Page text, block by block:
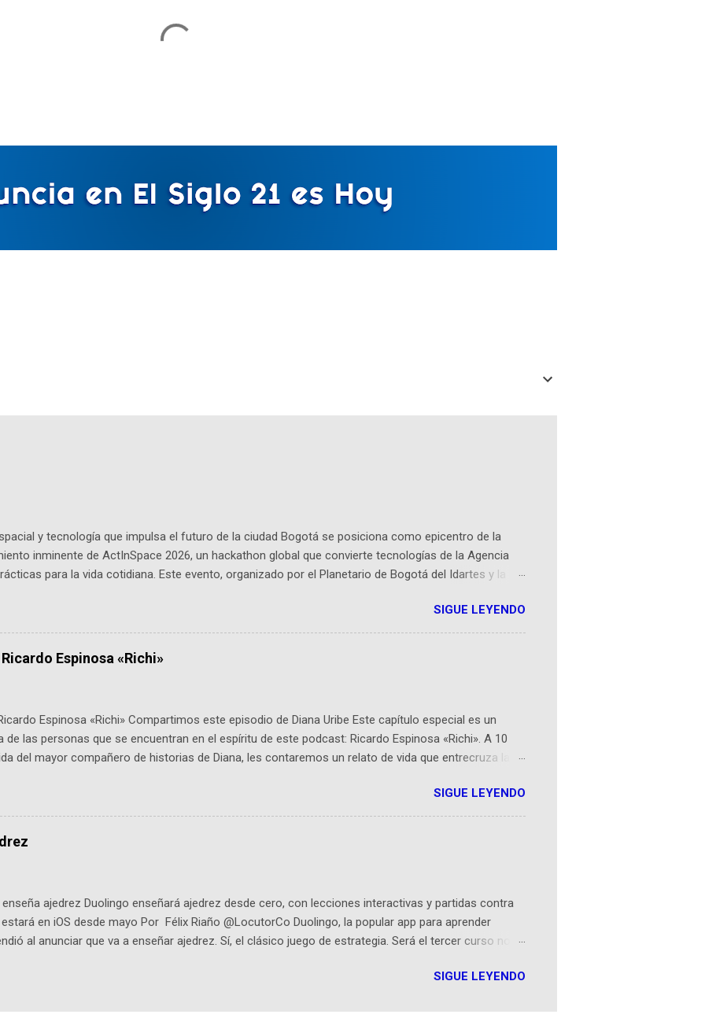
y tecnología que impulsa el futuro de la ciudad Bogotá se posiciona como epicentro de la
inminente de ActInSpace 2026, un hackathon global que convierte tecnologías de la Agencia
para la vida cotidiana. Este evento, organizado por el Planetario de Bogotá del Idartes y la
es ActInSpace y por qué importa en Bogotá ActInSpace es una competencia mundial que opera en
tienen 24 horas para idear startups basadas en tecnologías espaciales como satélites y
con un evento gratuito el 30 de enero a las 10:00 a. m. en el Planetario (calle 26B #5-93), in...
SIGUE LEYENDO
Espinosa «Richi»
Espinosa «Richi» Compartimos este episodio de Diana Uribe Este capítulo especial es un
de las personas que se encuentran en el espíritu de este podcast: Ricardo Espinosa «Richi». A 10
del mayor compañero de historias de Diana, les contaremos un relato de vida que entrecruza la
viene "la fuerza poderosa", del relato viviente que encarna una joven librera de Barichara y de
un personaje de gabán y sombrero que parecía sacado directamente de una novela de espías
-La colección Ricardo Espinosa: los cómics, las novelas y los libros reunidos por Richi hoy se
en la Biblioteca Luis Ángel Arango ¡Síguenos en nuestras Redes Sociales! Facebook:
SIGUE LEYENDO
ajedrez Duolingo enseñará ajedrez desde cero, con lecciones interactivas y partidas contra
en iOS desde mayo Por Félix Riaño @LocutorCo Duolingo, la popular app para aprender
al anunciar que va a enseñar ajedrez. Sí, el clásico juego de estrategia. Será el tercer curso no
primero en inglés. Los usuarios aprenderán desde lo más básico, como mover un alfil, hasta jugar
y ayudas visuales. ¿Será posible que una app que antes nos enseñó francés, ahora nos
SIGUE LEYENDO